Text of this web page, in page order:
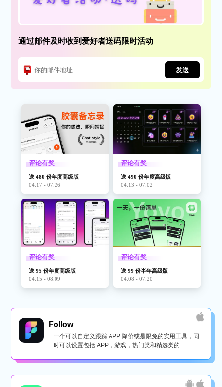
通过邮件及时收到爱好者送码限时活动
发送
评论有奖
送 480 份年度高级版
04.17 - 07.26
评论有奖
送 490 份年度高级版
04.13 - 07.02
评论有奖
送 95 份年度高级版
04.15 - 08.09
评论有奖
送 99 份半年高级版
04.08 - 07.20
Follow
一个可以自定义跟踪 APP 降价或是限免的实用工具，同
时可以设置包括 APP，游戏，热门类和精选类的...